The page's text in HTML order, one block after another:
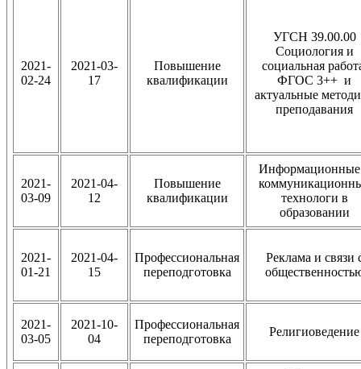
2021-
02-24
2021-03-
17
Повышение
квалификации
УГСН 39.00.00
Социология и
социальная
ФГОС 3++ и
актуальные
преподавания
2021-
03-09
2021-04-
12
Повышение
квалификации
технологи в
образовании
2021-
01-21
2021-04-
15
Профессиональная
переподготовка
Реклама и связи
2021-
03-05
2021-10-
04
Профессиональная
переподготовка
Религиоведение